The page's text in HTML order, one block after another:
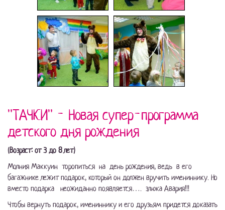
"ТАЧКИ" - Новая супер-программа
детского дня рождения
(Возраст: от 3 до 8 лет)
Молния Маккуин торопиться на день рождения, ведь в его
багажнике лежит подарок, который он должен вручить имениннику. Но
вместо подарка неожиданно появляется…. злюка Авария!!!
Чтобы вернуть подарок, имениннику и его друзьям придется доказать